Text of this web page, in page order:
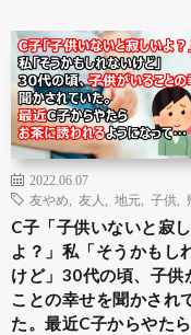
2022.06.07
友やめ
友人 地元 子供
C子「子供いないと寂
よ？」私「そうかもし
けど」30代の頃、子供
ことの幸せを聞かされ
た。最近C子からやた